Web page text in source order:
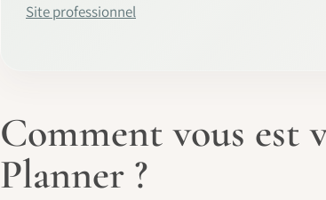
Site professionnel
Comment vous est
Planner ?